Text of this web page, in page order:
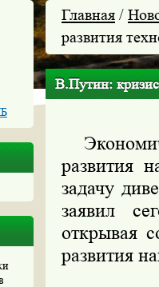
Главная /
развития
В.Путин: кризис
развития
задачу
заявил
открывая
развития